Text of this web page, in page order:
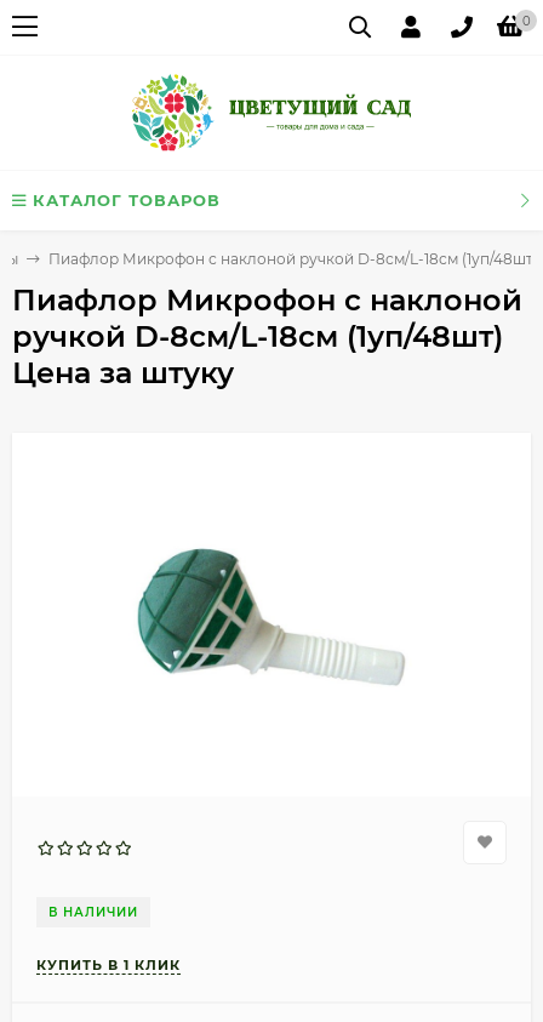
0
КАТАЛОГ ТОВАРОВ
Пиафлор Микрофон с наклоной ручкой D-8см/L-18см (1уп/48шт)
Пиафлор Микрофон с наклоной
ручкой D-8см/L-18см (1уп/48шт)
Цена за штуку
В НАЛИЧИИ